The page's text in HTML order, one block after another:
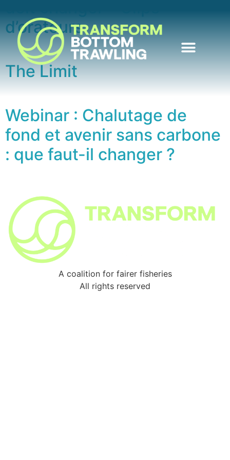
d’orateurs
The Limit
Webinar : Chalutage de
fond et avenir sans carbone
: que faut-il changer ?
A coalition for fairer fisheries
All rights reserved